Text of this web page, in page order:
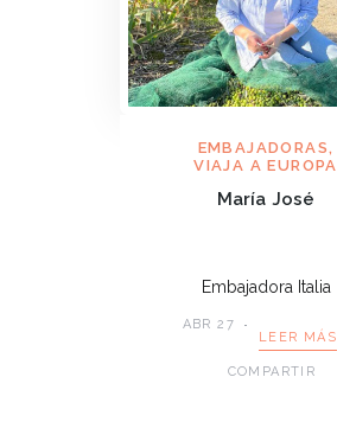
EMBAJADORAS ,
VIAJA A EUROPA
María José
Embajadora Italia
ABR 27
LEER MÁS
COMPARTIR